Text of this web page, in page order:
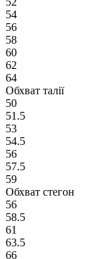
54
56
58
60
62
64
Обхват талії
50
51.5
53
54.5
56
57.5
59
Обхват стегон
56
58.5
61
63.5
66